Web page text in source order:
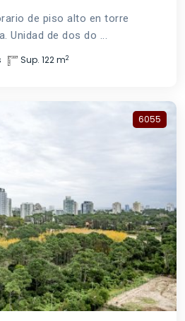
de piso alto en torre
Unidad de dos do ...
Sup. 122 m2
6055